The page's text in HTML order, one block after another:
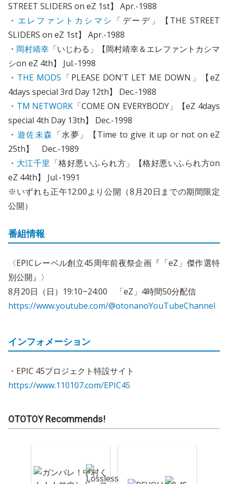
STREET SLIDERS on eZ 1st】 Apr.-1988
・ エレファントカシマシ 「デーデ」【THE STREET
SLIDERS on eZ 1st】 Apr.-1988
・ 岡村靖幸 「いじわる」【岡村靖幸＆エレファントカシマ
シon eZ 4th】 Jul.-1998
・ THE MODS 「PLEASE DON’T LET ME DOWN」【eZ
4days special 3rd Day 12th】 Dec.-1988
・ TM NETWORK 「COME ON EVERYBODY」【eZ 4days
special 4th Day 13th】 Dec.-1998
・ 遊佐未森 「水夢」【Time to give it up or not on eZ
25th】 Dec.-1989
・ 大江千里 「格好悪いふられ方」【格好悪いふられ方on
eZ 44th】 Jul.-1991
※いずれも正午12:00より公開（8月20日までの期間限定
公開）
番組情報
〈EPICレーベル創立45周年前夜祭企画『「eZ」傑作選特
別公開』〉
8月20日（日）19:10~24:00 「eZ」4時間50分配信
https://www.youtube.com/@otonanoYouTubeChannel
インフォメーション
・EPIC 45プロジェクト特設サイト
https://www.110107.com/EPIC45
OTOTOY Recommends!